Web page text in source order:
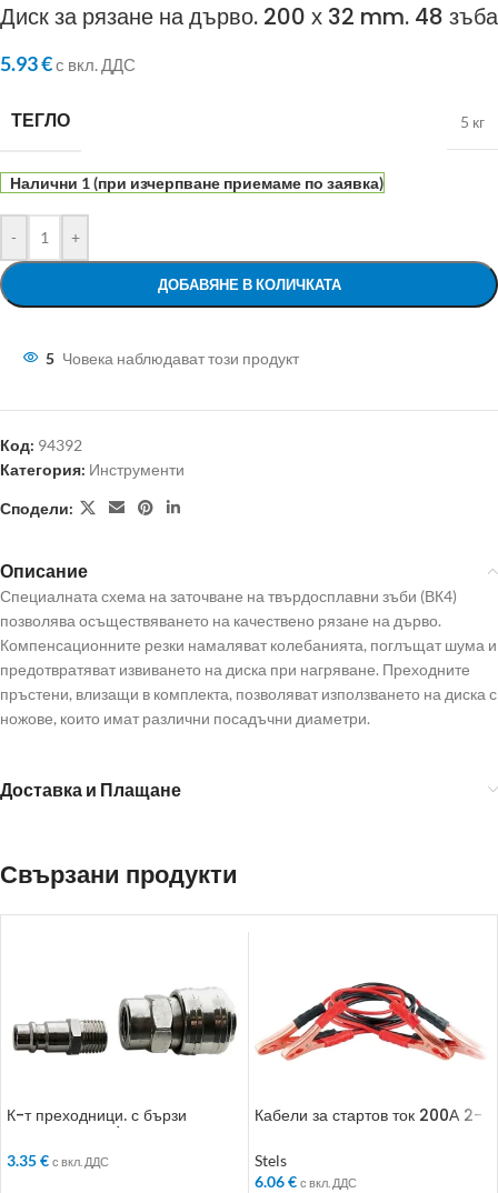
Диск за рязане на дърво. 200 х 32 mm. 48 зъба
5.93€с вкл. ДДС
ТЕГЛО 5 кг
Налични 1 (при изчерпване приемаме по заявка)
- +
ДОБАВЯНЕ В КОЛИЧКАТА
5 Човека наблюдават този продукт
Код: 94392
Категория: Инструменти
Сподели:
Описание
Специалната схема на заточване на твърдосплавни зъби (ВК4)
позволява осъществяването на качествено рязане на дърво.
Компенсационните резки намаляват колебанията, поглъщат шума и
предотвратяват извиването на диска при нагряване. Преходните
пръстени, влизащи в комплекта, позволяват използването на диска с
ножове, които имат различни посадъчни диаметри.
Доставка и Плащане
Свързани продукти
К-т преходници. с бързи
3.35€ с вкл. ДДС
Кабели за стартов ток 200А 2-
Stels
6.06€ с вкл. ДДС